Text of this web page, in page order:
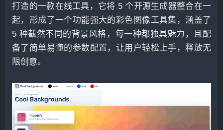
打造的一款在线工具，它将 5 个开源生成器整合在一
起，形成了一个功能强大的彩色图像工具集，涵盖了
5 种截然不同的背景风格，每一种都独具魅力，且配
备了简单易懂的参数配置，让用户轻松上手，释放无
限创意。